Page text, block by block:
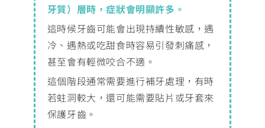
牙質）層時，症狀會明顯許多。
這時候牙齒可能會出現持續性敏感，遇
冷、遇熱或吃甜食時容易引發刺痛感，
甚至會有輕微咬合不適。
這個階段通常需要進行補牙處理，有時
若蛀洞較大，還可能需要貼片或牙套來
保護牙齒。